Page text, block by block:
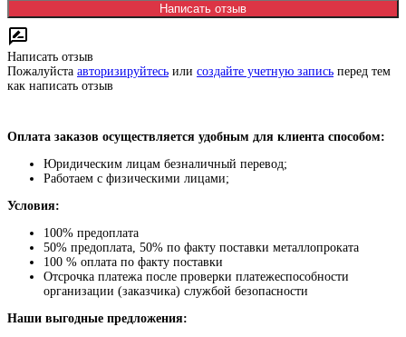
Написать отзыв
Написать отзыв
Пожалуйста авторизируйтесь или создайте учетную запись перед тем
как написать отзыв
Оплата заказов осуществляется удобным для клиента способом:
Юридическим лицам безналичный перевод;
Работаем с физическими лицами;
Условия:
100% предоплата
50% предоплата, 50% по факту поставки металлопроката
100 % оплата по факту поставки
Отсрочка платежа после проверки платежеспособности
организации (заказчика) службой безопасности
Наши выгодные предложения: